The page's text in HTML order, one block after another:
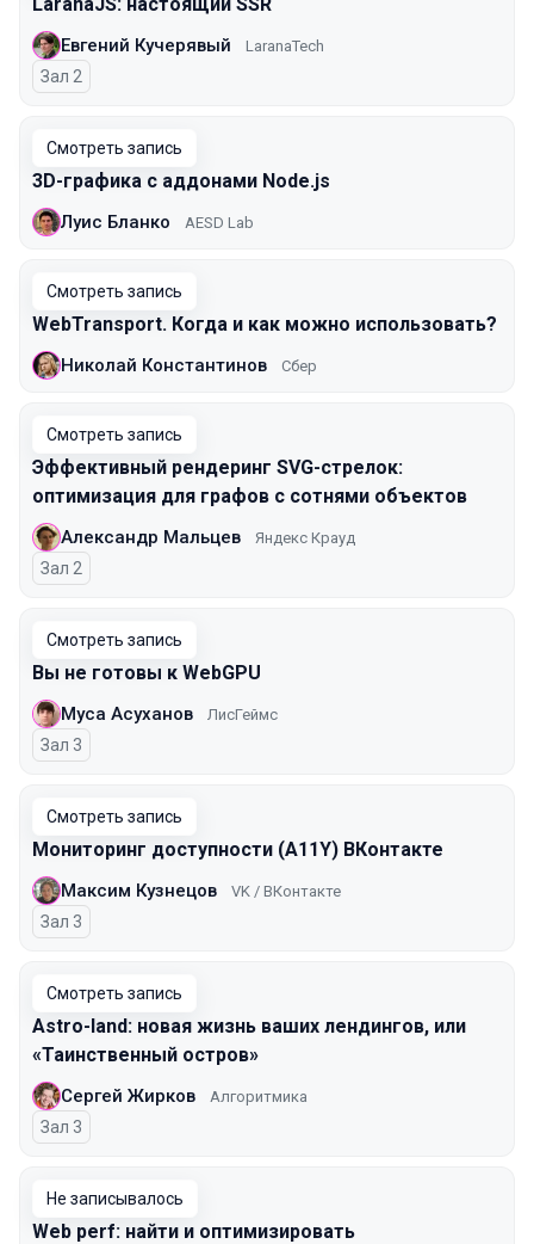
Евгений Кучерявый LaranaTech
Зал 2
Смотреть запись
3D-графика с аддонами Node.js
Луис Бланко AESD Lab
Смотреть запись
WebTransport. Когда и как можно использовать?
Николай Константинов Сбер
Смотреть запись
Эффективный рендеринг SVG-стрелок:
оптимизация для графов с сотнями объектов
Александр Мальцев Яндекс Крауд
Зал 2
Смотреть запись
Вы не готовы к WebGPU
Муса Асуханов ЛисГеймс
Зал 3
Смотреть запись
Мониторинг доступности (A11Y) ВКонтакте
Максим Кузнецов VK / ВКонтакте
Зал 3
Смотреть запись
Astro-land: новая жизнь ваших лендингов, или
«Таинственный остров»
Сергей Жирков Алгоритмика
Зал 3
Не записывалось
Web perf: найти и оптимизировать